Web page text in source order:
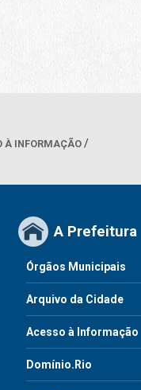
À INFORMAÇÃO
A Prefeitura
Órgãos Municipais
Arquivo da Cidade
Acesso à Informação
Domínio.Rio